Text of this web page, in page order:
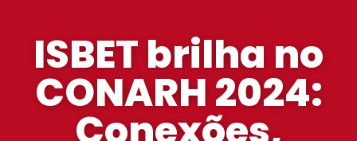
ISBET brilha no
CONARH 2024: